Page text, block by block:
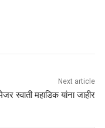
Next article
स्वाती महाडिक यांना जाहीर